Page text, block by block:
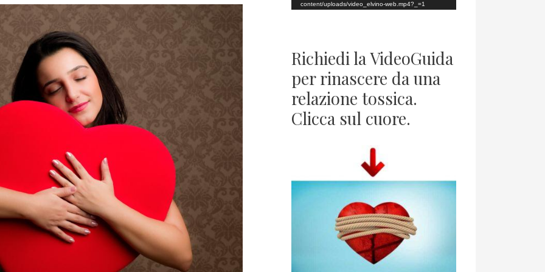
a
y
e
r
content/uploads/video_elvino-web.mp4?_=1
Richiedi la VideoGuida
per rinascere da una
relazione tossica.
Clicca sul cuore.